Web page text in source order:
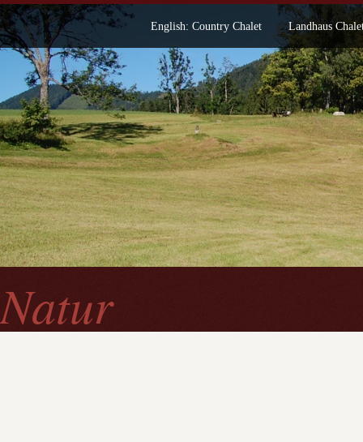
English: Country Chalet Landhaus
Natur